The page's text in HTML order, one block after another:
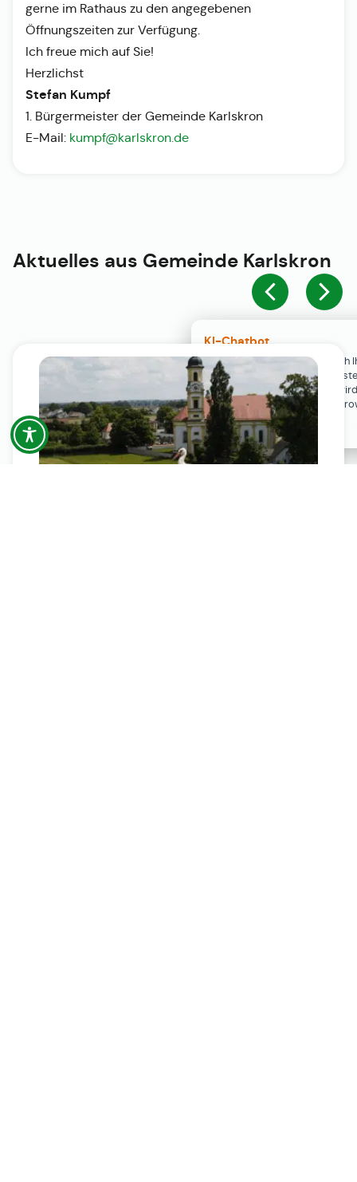
KI-Chatbot
Der KI-Chatbot steht erst nach
Einwilligung in den Cookie-
Verfügung. Der Chat-Verlauf
ausschließlich lokal in Ihrem
gespeichert.
gerne im Rathaus zu den angegebenen
Öffnungszeiten zur Verfügung.
Ich freue mich auf Sie!
Herzlichst
Stefan Kumpf
1. Bürgermeister der Gemeinde Karlskron
E-Mail: kumpf@karlskron.de
Aktuelles aus Gemeinde Karlskron